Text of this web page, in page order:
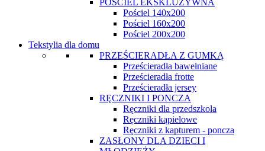
POŚCIEL EKSKLUZYWNA
Pościel 140x200
Pościel 160x200
Pościel 200x200
Tekstylia dla domu
PRZEŚCIERADŁA Z GUMKĄ
Prześcieradła bawełniane
Prześcieradła frotte
Prześcieradła jersey
RĘCZNIKI I PONCZA
Ręczniki dla przedszkola
Ręczniki kąpielowe
Ręczniki z kapturem - poncza
ZASŁONY DLA DZIECI I